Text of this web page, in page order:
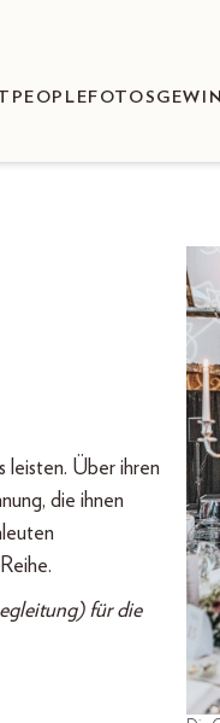
PEOPLEFOTOS
leisten. Über ihren
die ihnen
für die